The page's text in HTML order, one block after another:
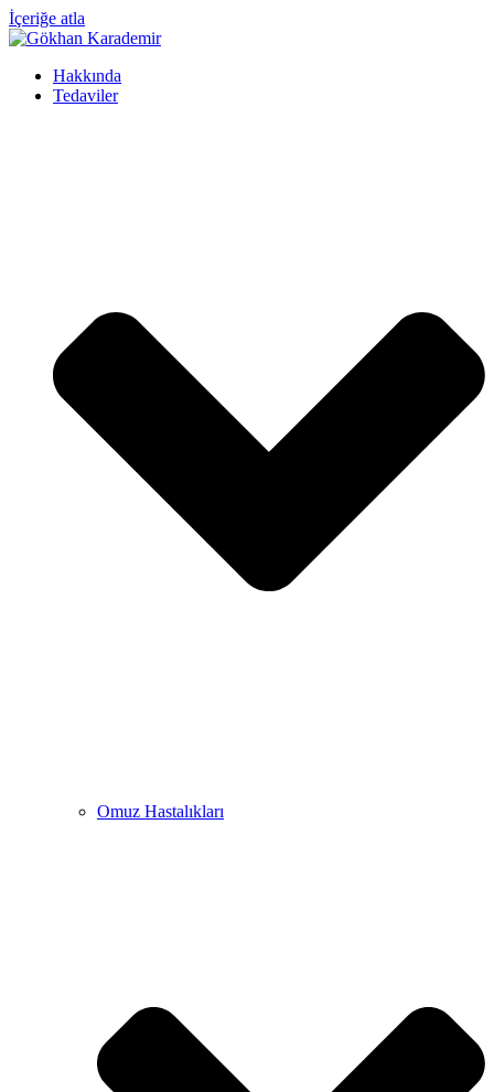
İçeriğe atla
Hakkında
Tedaviler
Omuz Hastalıkları